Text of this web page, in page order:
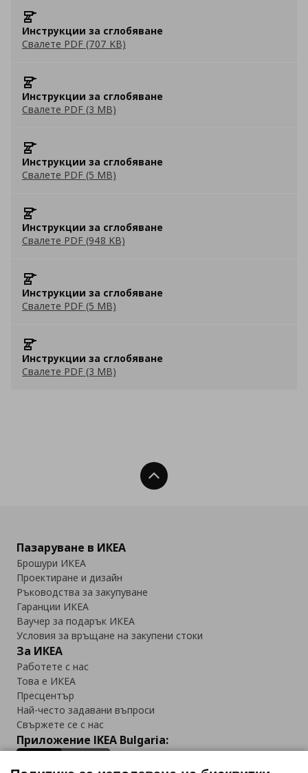
Инструкции за сглобяване
Свалете PDF (707 KB)
Инструкции за сглобяване
Свалете PDF (3 MB)
Инструкции за сглобяване
Свалете PDF (5 MB)
Инструкции за сглобяване
Свалете PDF (948 KB)
Инструкции за сглобяване
Свалете PDF (5 MB)
Инструкции за сглобяване
Свалете PDF (3 MB)
Нагоре
Пазаруване в ИКЕА
Брошури ИКЕА
Проектиране и дизайн
Ръководства за закупуване
Гаранции ИКЕА
Ваучер за подарък ИКЕА
Условия за връщане на закупени стоки
За ИКЕА
Работете с нас
Това е ИКЕА
Пресцентър
Най-често задавани въпроси
Свържете се с нас
Приложение IKEA Bulgaria: